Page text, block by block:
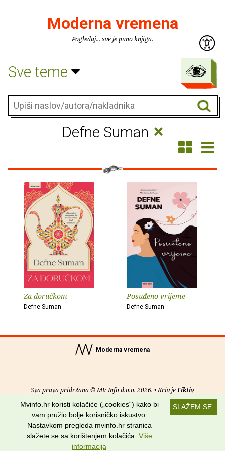
Moderna vremena
Pogledaj... sve je puno knjiga.
Sve teme
Defne Suman ×
Za doručkom
Defne Suman
Posuđeno vrijeme
Defne Suman
Moderna vremena
Sva prava pridržana © MV Info d.o.o. 2026. • Kriv jeFiktiv
Uvjeti korištenja RSS kanali
Potraži nas na:
SLAŽEM SE
Mvinfo.hr koristi kolačiće („cookies“) kako bi
vam pružio bolje korisničko iskustvo.
Nastavkom pregleda mvinfo.hr stranica
slažete se sa korištenjem kolačića. Više
informacija